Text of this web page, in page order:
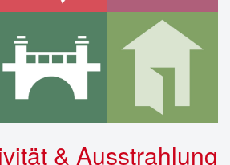
& Ausstrahlung